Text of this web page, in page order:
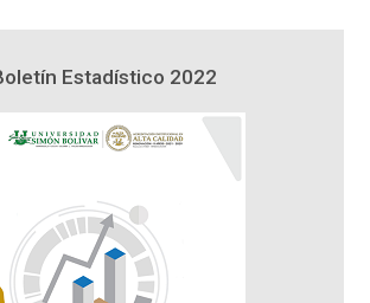
Estadístico 2022